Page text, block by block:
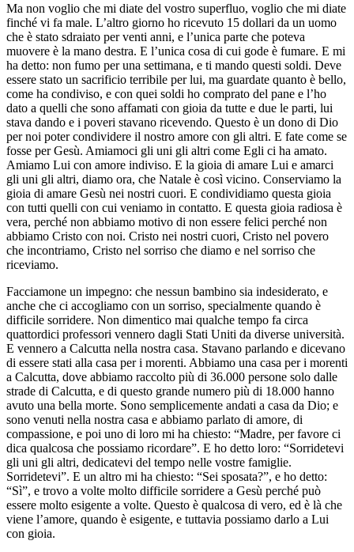
Ma non voglio che mi diate del vostro superfluo, voglio che mi diate
finché vi fa male. L’altro giorno ho ricevuto 15 dollari da un uomo
che è stato sdraiato per venti anni, e l’unica parte che poteva
muovere è la mano destra. E l’unica cosa di cui gode è fumare. E mi
ha detto: non fumo per una settimana, e ti mando questi soldi. Deve
essere stato un sacrificio terribile per lui, ma guardate quanto è bello,
come ha condiviso, e con quei soldi ho comprato del pane e l’ho
dato a quelli che sono affamati con gioia da tutte e due le parti, lui
stava dando e i poveri stavano ricevendo. Questo è un dono di Dio
per noi poter condividere il nostro amore con gli altri. E fate come se
fosse per Gesù. Amiamoci gli uni gli altri come Egli ci ha amato.
Amiamo Lui con amore indiviso. E la gioia di amare Lui e amarci
gli uni gli altri, diamo ora, che Natale è così vicino. Conserviamo la
gioia di amare Gesù nei nostri cuori. E condividiamo questa gioia
con tutti quelli con cui veniamo in contatto. E questa gioia radiosa è
vera, perché non abbiamo motivo di non essere felici perché non
abbiamo Cristo con noi. Cristo nei nostri cuori, Cristo nel povero
che incontriamo, Cristo nel sorriso che diamo e nel sorriso che
riceviamo.
Facciamone un impegno: che nessun bambino sia indesiderato, e
anche che ci accogliamo con un sorriso, specialmente quando è
difficile sorridere. Non dimentico mai qualche tempo fa circa
quattordici professori vennero dagli Stati Uniti da diverse università.
E vennero a Calcutta nella nostra casa. Stavano parlando e dicevano
di essere stati alla casa per i morenti. Abbiamo una casa per i morenti
a Calcutta, dove abbiamo raccolto più di 36.000 persone solo dalle
strade di Calcutta, e di questo grande numero più di 18.000 hanno
avuto una bella morte. Sono semplicemente andati a casa da Dio; e
sono venuti nella nostra casa e abbiamo parlato di amore, di
compassione, e poi uno di loro mi ha chiesto: “Madre, per favore ci
dica qualcosa che possiamo ricordare”. E ho detto loro: “Sorridetevi
gli uni gli altri, dedicatevi del tempo nelle vostre famiglie.
Sorridetevi”. E un altro mi ha chiesto: “Sei sposata?”, e ho detto:
“Sì”, e trovo a volte molto difficile sorridere a Gesù perché può
essere molto esigente a volte. Questo è qualcosa di vero, ed è là che
viene l’amore, quando è esigente, e tuttavia possiamo darlo a Lui
con gioia.